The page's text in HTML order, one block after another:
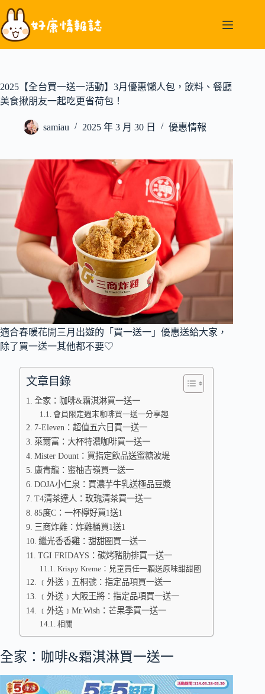
跳
至
主
要
2025【全台買一送一活動】3月優惠懶人包，飲料、餐廳
美食揪朋友一起吃更省荷包！
samiau 2025 年 3 月 30 日 優惠情報
適合春暖花開三月出遊的「買一送一」優惠送給大家，
除了買一送一其他都不要♡
文章目錄
全家：咖啡&霜淇淋買一送一
會員限定週末咖啡買一送一分享趣
7-Eleven：超值五六日買一送一
萊爾富：大杯特濃咖啡買一送一
Mister Dount：買指定飲品送蜜糖波堤
康青龍：蜜柚吉嶺買一送一
DOJA小仁泉：買濃芋牛乳送極品豆漿
T4清茶達人：玫瑰清茶買一送一
85度C：一杯檸好買1送1
三商炸雞：炸雞桶買1送1
繼光香香雞：甜甜圈買一送一
TGI FRIDAYS：碳烤豬肋排買一送一
Krispy Kreme：兒童買任一顆送原味甜甜圈
﹝外送﹞五桐號：指定品項買一送一
﹝外送﹞大阪王將：指定品項買一送一
﹝外送﹞Mr.Wish：芒果季買一送一
相關
全家：咖啡&霜淇淋買一送一